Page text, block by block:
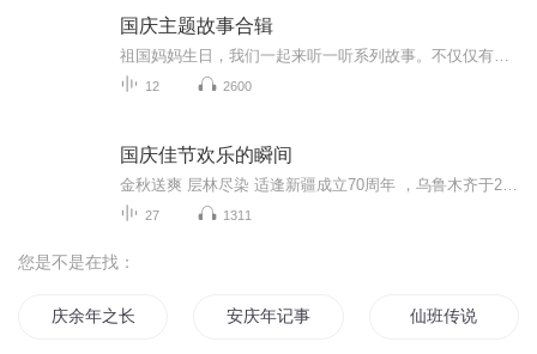
国庆主题故事合辑
12 2600
国庆佳节欢乐的瞬间
27 1311
您是不是在找：
庆余年之长歌行 安庆年记事 仙班传说